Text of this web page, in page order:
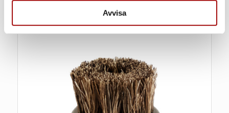
samlat in när du har använt deras tjänster.
Avvisa